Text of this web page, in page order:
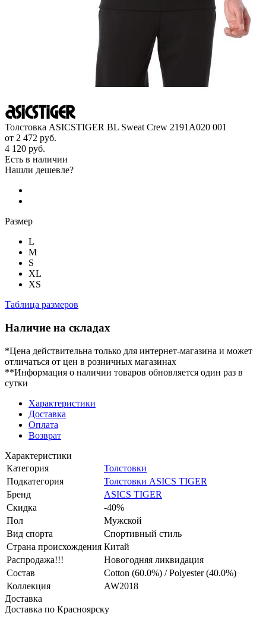
Толстовка ASICSTIGER BL Sweat Crew 2191A020 001
от 2 472 руб.
4 120 руб.
Есть в наличии
Нашли дешевле?
Размер
L
M
S
XL
XS
Таблица размеров
Наличие на складах
*Цена действительна только для интернет-магазина и может
отличаться от цен в розничных магазинах
**Информация о наличии товаров обновляется один раз в
сутки
Характеристики
Доставка
Оплата
Возврат
Характеристики
Категория
Толстовки
Подкатегория
Толстовки ASICS TIGER
Бренд
ASICS TIGER
Скидка
-40%
Пол
Мужской
Вид спорта
Спортивный стиль
Страна происхождения Китай
Распродажа!!!
Новогодняя ликвидация
Состав
Cotton (60.0%) / Polyester (40.0%)
Коллекция
AW2018
Доставка
Доставка по Красноярску